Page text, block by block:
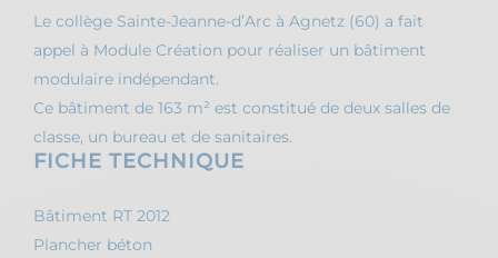
Le collège Sainte-Jeanne-d’Arc à Agnetz (60) a fait
appel à Module Création pour réaliser un bâtiment
modulaire indépendant.
Ce bâtiment de 163 m² est constitué de deux salles de
classe, un bureau et de sanitaires.
FICHE TECHNIQUE
Bâtiment RT 2012
Plancher béton